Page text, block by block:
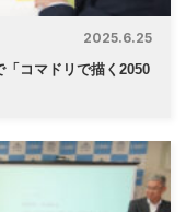
2025.6.25
コマドリで描く2050